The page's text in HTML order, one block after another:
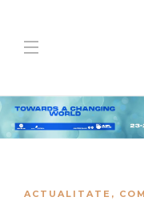
ACTUALITATE ,